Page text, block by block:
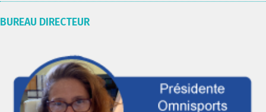
BUREAU DIRECTEUR